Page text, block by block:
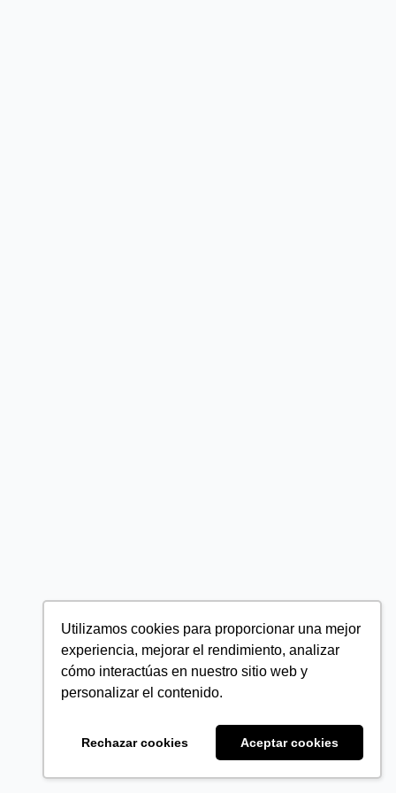
Utilizamos cookies para proporcionar una mejor
experiencia, mejorar el rendimiento, analizar
cómo interactúas en nuestro sitio web y
personalizar el contenido.
Rechazar cookies Aceptar cookies